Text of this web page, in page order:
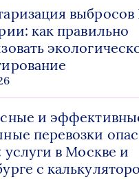
выбросов
как правильно
и
перевозки
услуги в Москве и
с